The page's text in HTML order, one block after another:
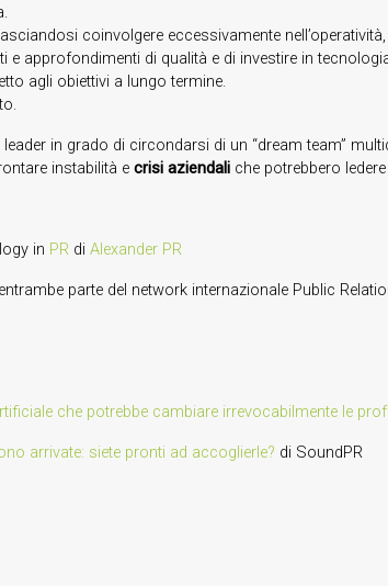
coinvolgere eccessivamente
e approfondimenti di qualità e di investire in
agli obiettivi a lungo termine.
in grado di circondarsi di un “dream team”
instabilità e crisi aziendali che potrebbero
in PR di Alexander PR
parte del network internazionale Public
che potrebbe cambiare irrevocabilmente le
arrivate: siete pronti ad accoglierle? di SoundPR